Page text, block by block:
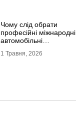
Чому слід обрати
професійні міжнародні
автомобільні
1 Травня, 2026